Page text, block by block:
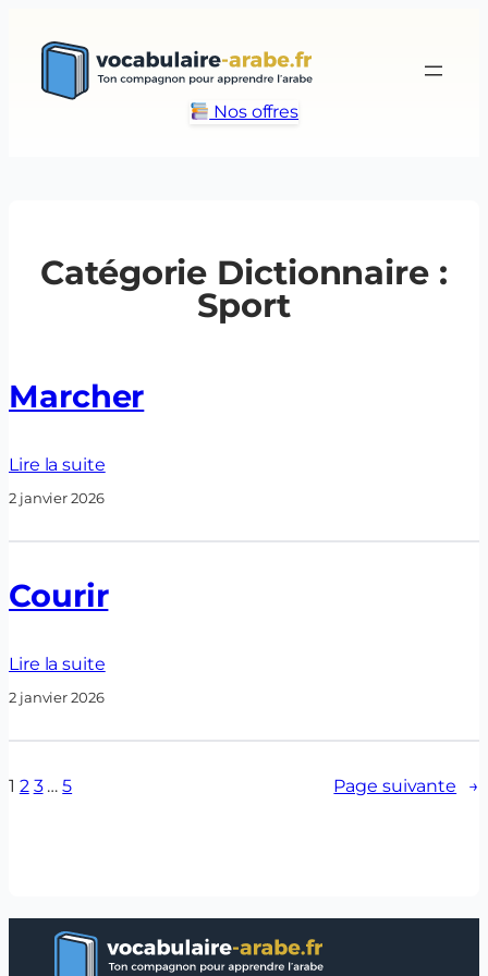
Nos offres
Catégorie Dictionnaire :
Sport
Marcher
Lire la suite
2 janvier 2026
Courir
Lire la suite
2 janvier 2026
1 2 3 … 5 Page suivante →